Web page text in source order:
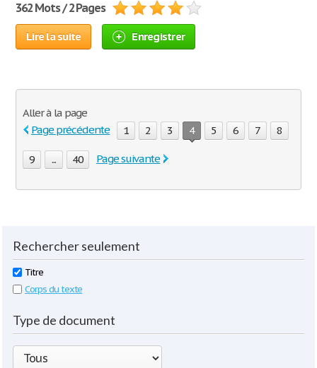
362 Mots / 2 Pages
Lire la suite Enregistrer
Aller à la page
Page précédente
1 2 3 4 5 6 7 8
9 ... 40 Page suivante
Rechercher seulement
Titre
Corps du texte
Type de document